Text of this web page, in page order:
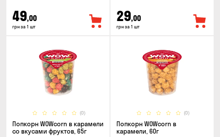
49,00
грн за 1 шт
29,00
грн за 1 шт
(0)
Попкорн WOWcorn в карамели
со вкусами фруктов, 65г
(0)
Попкорн WOWcorn в
карамели, 60г